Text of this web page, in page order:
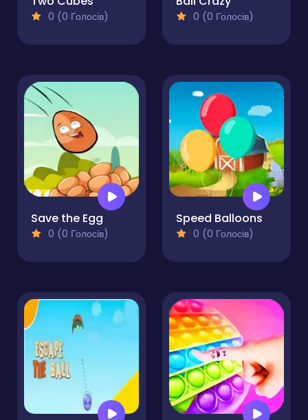
0 (0 Голосів) 0 (0 Голосів)
Save the Egg
0 (0 Голосів)
Speed Balloons
0 (0 Голосів)